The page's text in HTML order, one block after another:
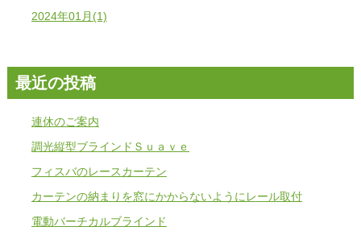
2024年01月(1)
最近の投稿
連休のご案内
調光縦型ブラインドＳｕａｖｅ
フィスバのレースカーテン
カーテンの納まりを窓にかからないようにレール取付
電動バーチカルブラインド